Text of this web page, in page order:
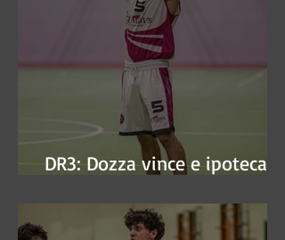
DR3: Dozza vince e ipoteca la